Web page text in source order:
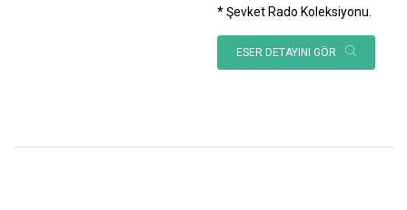
* Şevket Rado Koleksiyonu.
ESER DETAYINI GÖR